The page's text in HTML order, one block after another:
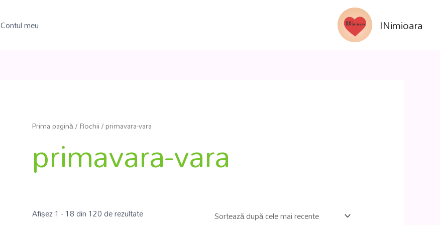
INimioara
Contul meu
Prima pagină/Rochii/ primavara-vara
primavara-vara
Afișez 1 - 18 din 120 de rezultate